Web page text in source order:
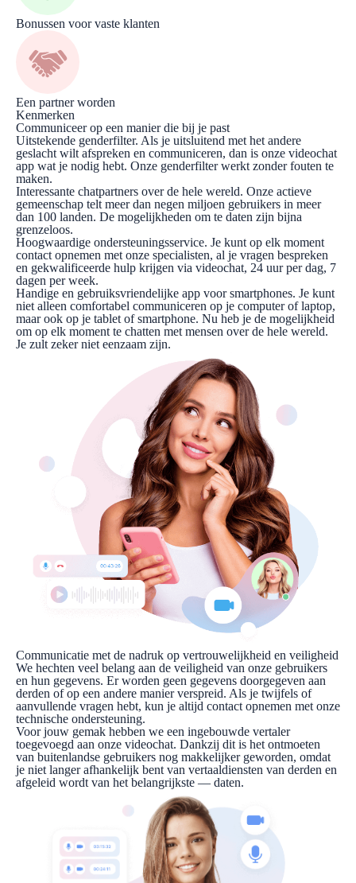
Bonussen voor vaste klanten
Een partner worden
Kenmerken
Communiceer op een manier die bij je past
Uitstekende genderfilter. Als je uitsluitend met het andere
geslacht wilt afspreken en communiceren, dan is onze videochat
app wat je nodig hebt. Onze genderfilter werkt zonder fouten te
maken.
Interessante chatpartners over de hele wereld. Onze actieve
gemeenschap telt meer dan negen miljoen gebruikers in meer
dan 100 landen. De mogelijkheden om te daten zijn bijna
grenzeloos.
Hoogwaardige ondersteuningsservice. Je kunt op elk moment
contact opnemen met onze specialisten, al je vragen bespreken
en gekwalificeerde hulp krijgen via videochat, 24 uur per dag, 7
dagen per week.
Handige en gebruiksvriendelijke app voor smartphones. Je kunt
niet alleen comfortabel communiceren op je computer of laptop,
maar ook op je tablet of smartphone. Nu heb je de mogelijkheid
om op elk moment te chatten met mensen over de hele wereld.
Je zult zeker niet eenzaam zijn.
Communicatie met de nadruk op vertrouwelijkheid en veiligheid
We hechten veel belang aan de veiligheid van onze gebruikers
en hun gegevens. Er worden geen gegevens doorgegeven aan
derden of op een andere manier verspreid. Als je twijfels of
aanvullende vragen hebt, kun je altijd contact opnemen met onze
technische ondersteuning.
Voor jouw gemak hebben we een ingebouwde vertaler
toegevoegd aan onze videochat. Dankzij dit is het ontmoeten
van buitenlandse gebruikers nog makkelijker geworden, omdat
je niet langer afhankelijk bent van vertaaldiensten van derden en
afgeleid wordt van het belangrijkste — daten.